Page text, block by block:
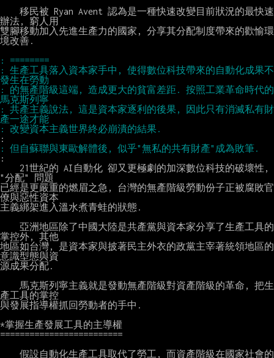
辦法, 窮人用
雙腳移動加入先進生產力的國家, 分享其分配制度帶來的歡愉環
境改善.
: 生產工具落入資本家手中, 使得數位科技帶來的自動化成果不
: 的無產階級這端, 造成更大的貧富差距. 按照工業革命時代的
: 共產主義說法, 這是資本家逐利的後果, 因此只有消滅私有財
:
"分配" 問題
已經是更嚴重的燃眉之急, 台灣的無產階級勞動份子正被腐敗官
僚與惡性資本
主義綁架進入溫水煮青蛙的狀態.
掌控外, 其他
地區如台灣, 是資本家與披著民主外衣的政黨主宰著統領地區的
意識型態與資
源成果分配.
產工具的掌控
與發展指導權抓回勞動者的手中.
*掌握生產發展工具的主導權
=========================